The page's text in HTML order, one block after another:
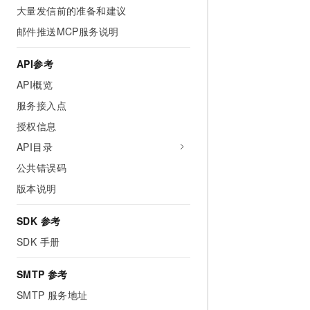
大量发信前的准备和建议
邮件推送MCP服务说明
API参考
API概览
服务接入点
授权信息
API目录
公共错误码
版本说明
SDK 参考
SDK 手册
SMTP 参考
SMTP 服务地址